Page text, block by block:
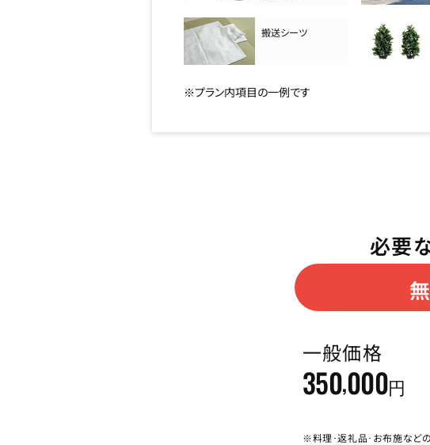
搬送シーツ
※プラン内項目の一例です
必要
一般価格
350,000円
※料理･返礼品･お布施などの